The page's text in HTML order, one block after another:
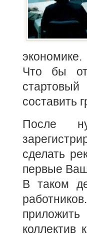
экономике.
Что бы
составить
После
сделать
первые
В таком
коллектив